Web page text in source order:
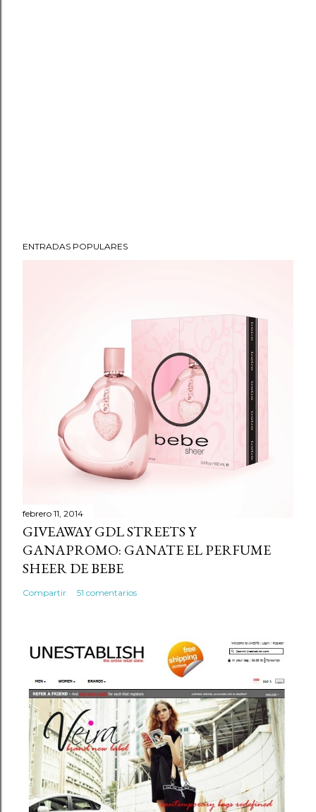
ENTRADAS POPULARES
febrero 11, 2014
GIVEAWAY GDL STREETS Y
GANAPROMO: GANATE EL PERFUME
SHEER DE BEBE
Compartir 51 comentarios